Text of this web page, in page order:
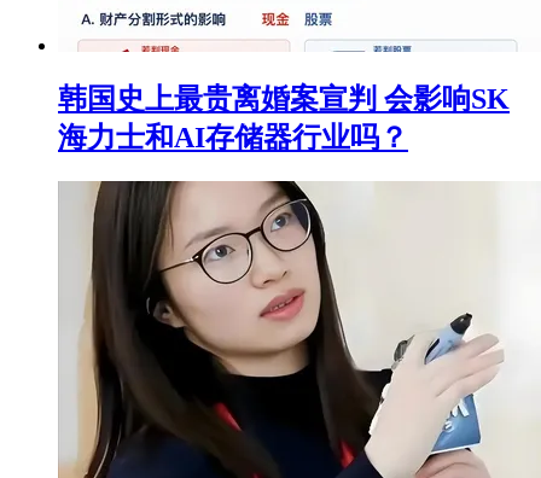
韩国史上最贵离婚案宣判 会影响SK
海力士和AI存储器行业吗？